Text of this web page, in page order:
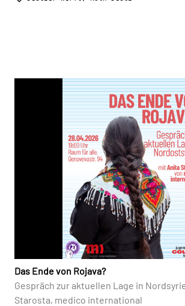
Das Ende von Rojava?
Gespräch zur aktuellen Lage in
Starosta, medico international